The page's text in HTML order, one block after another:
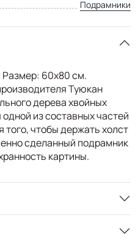
Подрамники
60x80 см.
Туюкан
дерева хвойных
из составных частей
того, чтобы держать холст
сделанный подрамник
картины.